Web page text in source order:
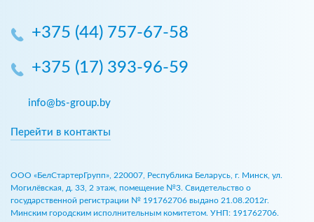
+375 (44) 757-67-58
+375 (17) 393-96-59
info@bs-group.by
Перейти в контакты
ООО «БелСтартерГрупп», 220007, Республика Беларусь, г. Минск, ул.
Могилёвская, д. 33, 2 этаж, помещение №3. Свидетельство о
государственной регистрации № 191762706 выдано 21.08.2012г.
Минским городским исполнительным комитетом. УНП: 191762706.